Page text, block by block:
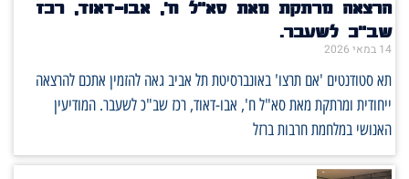
הרצאה מרתקת מאת סא"ל ח', אבו-דאוד, רכז
שב"כ לשעבר.
14 במאי 2026
תא סטודנטים 'אם תרצו' באונברסיטת תל אביב גאה להזמין אתכם להרצאה
ייחודית ומרתקת מאת סא"ל ח', אבו-דאוד, רכז שב"כ לשעבר. המודיעין
האנושי במלחמת חרבות ברזל